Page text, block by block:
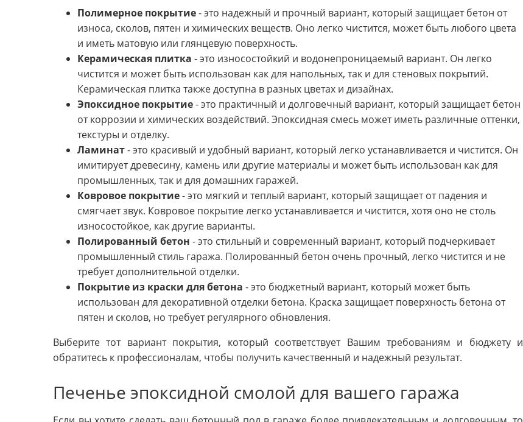
Полимерное покрытие- это надежный и прочный вариант, который защищает бетон от
износа, сколов, пятен и химических веществ. Оно легко чистится, может быть любого цвета
и иметь матовую или глянцевую поверхность.
Керамическая плитка - это износостойкий и водонепроницаемый вариант. Он легко
чистится и может быть использован как для напольных, так и для стеновых покрытий.
Керамическая плитка также доступна в разных цветах и дизайнах.
Эпоксидное покрытие- это практичный и долговечный вариант, который защищает бетон
от коррозии и химических воздействий. Эпоксидная смесь может иметь различные оттенки,
текстуры и отделку.
Ламинат- это красивый и удобный вариант, который легко устанавливается и чистится. Он
имитирует древесину, камень или другие материалы и может быть использован как для
промышленных, так и для домашних гаражей.
Ковровое покрытие- это мягкий и теплый вариант, который защищает от падения и
смягчает звук. Ковровое покрытие легко устанавливается и чистится, хотя оно не столь
износостойкое, как другие варианты.
Полированный бетон - это стильный и современный вариант, который подчеркивает
промышленный стиль гаража. Полированный бетон очень прочный, легко чистится и не
требует дополнительной отделки.
Покрытие из краски для бетона - это бюджетный вариант, который может быть
использован для декоративной отделки бетона. Краска защищает поверхность бетона от
пятен и сколов, но требует регулярного обновления.
Выберите тот вариант покрытия, который соответствует Вашим требованиям и бюджету и
обратитесь к профессионалам, чтобы получить качественный и надежный результат.
Печенье эпоксидной смолой для вашего гаража